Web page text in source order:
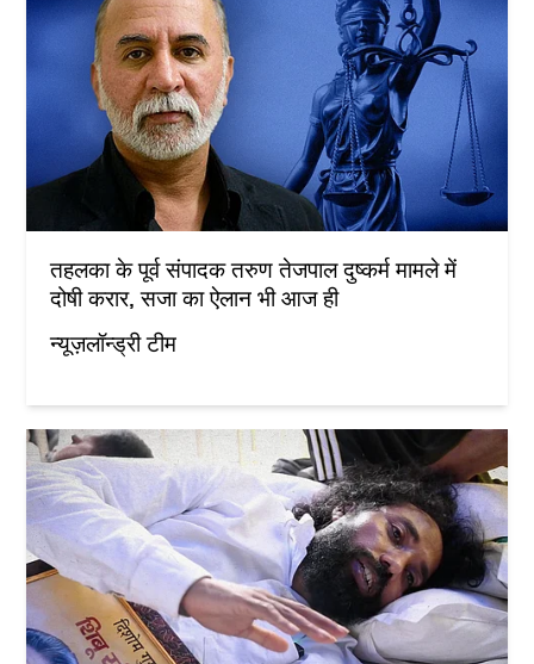
तहलका के पूर्व संपादक तरुण तेजपाल दुष्कर्म मामले में
दोषी करार, सजा का ऐलान भी आज ही
न्यूज़लॉन्ड्री टीम